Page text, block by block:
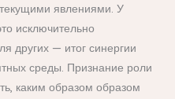
явлениями. У
исключительно
других — итог синергии
среды. Признание роли
каким образом образом